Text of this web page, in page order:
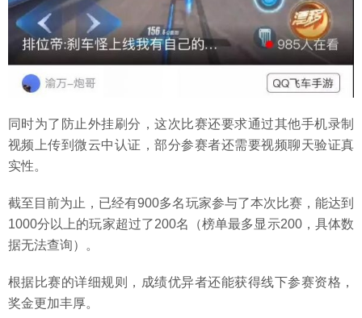
同时为了防止外挂刷分，这次比赛还要求通过其他手机录制
视频上传到微云中认证，部分参赛者还需要视频聊天验证真
实性。
截至目前为止，已经有900多名玩家参与了本次比赛，能达到
1000分以上的玩家超过了200名（榜单最多显示200，具体数
据无法查询）。
根据比赛的详细规则，成绩优异者还能获得线下参赛资格，
奖金更加丰厚。